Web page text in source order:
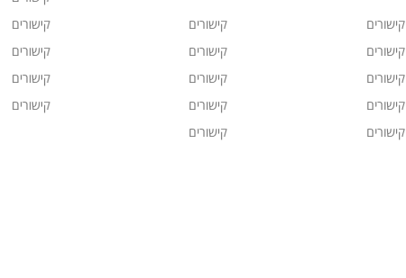
קישורים קישורים
קישורים קישורים קישורים
קישורים קישורים קישורים
קישורים קישורים קישורים
קישורים קישורים קישורים